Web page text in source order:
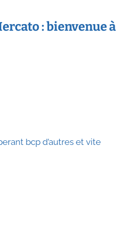
: bienvenue à
bcp d’autres et vite